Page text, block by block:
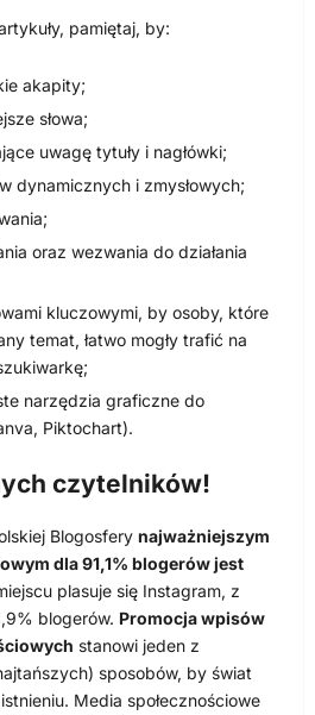
pamiętaj, by:
akapity;
słowa;
uwagę tytuły i nagłówki;
dynamicznych i zmysłowych;
oraz wezwania do działania
kluczowymi, by osoby, które
temat, łatwo mogły trafić na
narzędzia graficzne do
Piktochart).
czytelników!
Blogosfery najważniejszym
dla 91,1% blogerów jest
plasuje się Instagram, z
blogerów. Promocja wpisów
stanowi jeden z
sposobów, by świat
Media społecznościowe